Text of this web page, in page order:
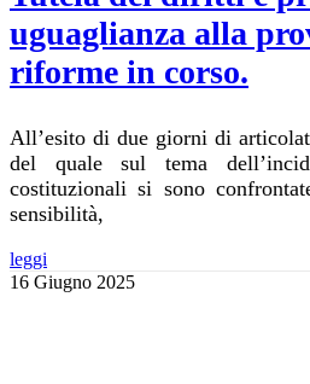
uguaglianza alla
riforme in corso.
All’esito di due giorni di
del quale sul tema
costituzionali si sono
sensibilità,
leggi
16 Giugno 2025